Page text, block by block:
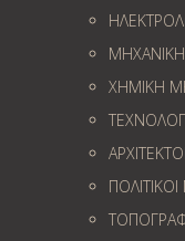
ΧΗΜΙΚΗ